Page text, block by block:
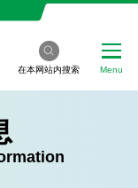
在本网站内搜索 Menu